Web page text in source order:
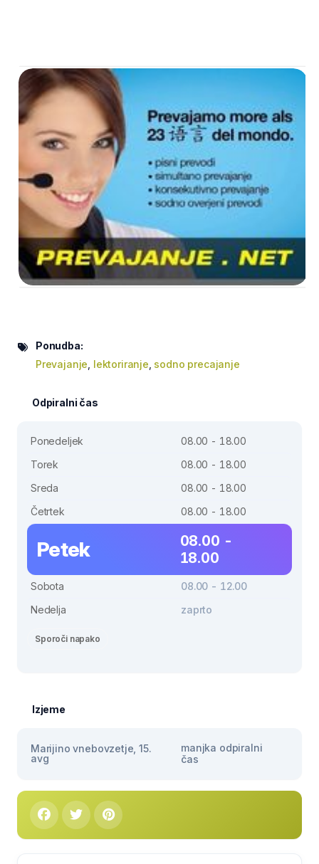
Ponudba:
Prevajanje lektoriranje sodno precajanje
Odpiralni čas
Ponedeljek
08.00 - 18.00
Torek
08.00 - 18.00
Sreda
08.00 - 18.00
Četrtek
08.00 - 18.00
Petek
08.00 -
18.00
Sobota
08.00 - 12.00
Nedelja
zaprto
Sporoči napako
Izjeme
Marijino vnebovzetje, 15.
avg
manjka odpiralni
čas